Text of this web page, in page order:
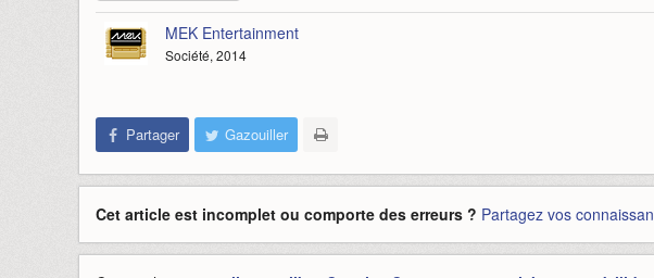
MEK Entertainment
Société, 2014
Partager Gazouiller
Cet article est incomplet ou comporte des erreurs ? Partagez vos